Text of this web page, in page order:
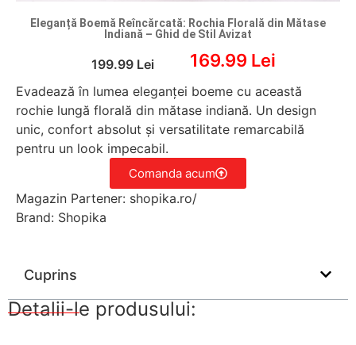
Eleganță Boemă Reîncărcată: Rochia Florală din Mătase
Indiană – Ghid de Stil Avizat
199.99 Lei 169.99 Lei
Evadează în lumea eleganței boeme cu această
rochie lungă florală din mătase indiană. Un design
unic, confort absolut și versatilitate remarcabilă
pentru un look impecabil.
Comanda acum
Magazin Partener: shopika.ro/
Brand: Shopika
Cuprins
Detalii-le produsului: